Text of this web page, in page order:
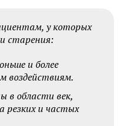
у которых
старения:
и более
воздействиям.
в области век,
резких и частых